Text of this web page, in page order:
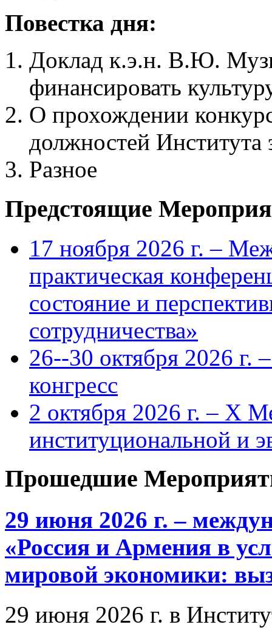
Повестка дня:
Доклад к.э.н. В.Ю.
финансировать
О прохождении
должностей
Разное
Предстоящие
17 ноября 2026 г. –
практическая
состояние и
сотрудничества»
26--30 октября 2026 г.
конгресс
2 октября 2026 г. – X
институциональной и
Прошедшие
29 июня 2026 г. –
«Россия и Армения в
мировой экономики:
29 июня 2026 г. в